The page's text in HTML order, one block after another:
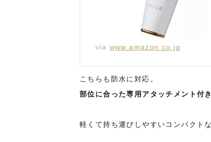
via www.amazon.co.jp
こちらも防水に対応。
部位に合った専用アタッチメント付
軽くて持ち運びしやすいコンパクト